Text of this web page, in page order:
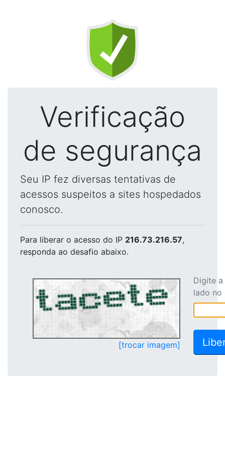
Verificação
de segurança
Seu IP fez diversas tentativas de
acessos suspeitos a sites hospedados
conosco.
Para liberar o acesso do IP 216.73.216.57,
responda ao desafio abaixo.
[trocar imagem]
Digite
lado no